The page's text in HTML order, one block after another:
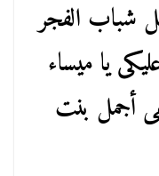
شباب الفجر
يا ميساء
أجمل بنت